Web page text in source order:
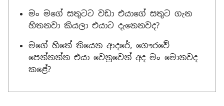
මං මගේ සතුටට වඩා එයාගේ සතුට ගැන
හිතනවා කියලා එයාට දැනෙනවද?
මගේ හිතේ තියෙන ආදරේ, ගෞරවේ
පෙන්නන්න එයා වෙනුවෙන් අද මං මොනවද
කළේ?